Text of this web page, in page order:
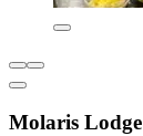
Molaris Lodge